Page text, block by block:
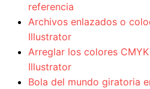
referencia
Archivos enlazados o
Illustrator
Arreglar los colores
Illustrator
Bola del mundo giratoria